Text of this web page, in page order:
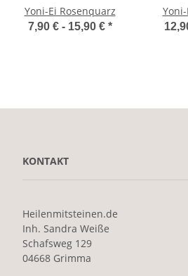
Yoni-Ei Rosenquarz
7,90 € - 15,90 € *
KONTAKT
Heilenmitsteinen.de
Inh. Sandra Weiße
Schafsweg 129
04668 Grimma